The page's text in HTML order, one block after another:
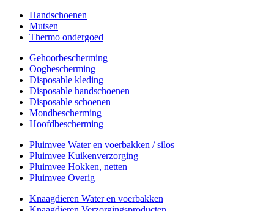
Handschoenen
Mutsen
Thermo ondergoed
Gehoorbescherming
Oogbescherming
Disposable kleding
Disposable handschoenen
Disposable schoenen
Mondbescherming
Hoofdbescherming
Pluimvee Water en voerbakken / silos
Pluimvee Kuikenverzorging
Pluimvee Hokken, netten
Pluimvee Overig
Knaagdieren Water en voerbakken